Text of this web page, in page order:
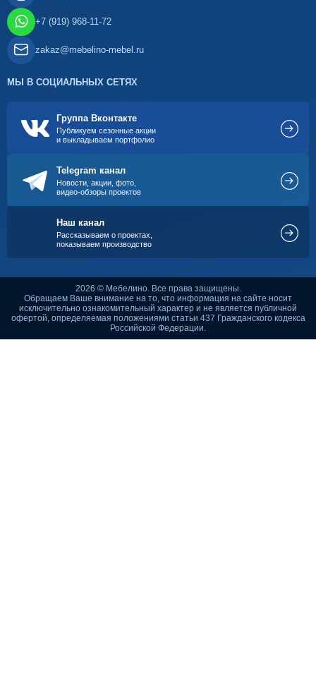
+7 (919) 968-11-72
zakaz@mebelino-mebel.ru
МЫ В СОЦИАЛЬНЫХ СЕТЯХ
Группа Вконтакте
Публикуем сезонные акции
и выкладываем портфолио
Telegram канал
Новости, акции, фото,
видео-обзоры проектов
Наш канал
Рассказываем о проектах,
показываем производство
2026 © Мебелино. Все права защищены.
Обращаем Ваше внимание на то, что информация на сайте носит
исключительно ознакомительный характер и не является публичной
офертой, определяемая положениями статьи 437 Гражданского кодекса
Российской Федерации.